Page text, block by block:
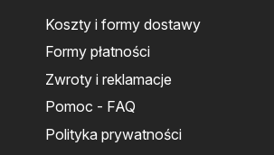
Koszty i formy dostawy
Formy płatności
Zwroty i reklamacje
Pomoc - FAQ
Polityka prywatności